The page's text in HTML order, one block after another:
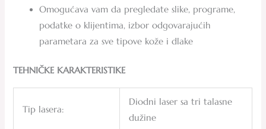
Omogućava vam da pregledate slike, programe,
podatke o klijentima, izbor odgovarajućih
parametara za sve tipove kože i dlake
TEHNIČKE KARAKTERISTIKE
Tip lasera:
Diodni laser sa tri talasne
dužine